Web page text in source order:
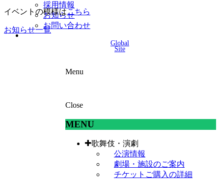
採用情報
お知らせ
お問い合わせ
Global
Site
Menu
Close
MENU
歌舞伎・演劇
公演情報
劇場・施設のご案内
チケットご購入の詳細
イベントの模様はこちら
お知らせ一覧